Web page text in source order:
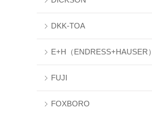
DKK-TOA
E+H（ENDRESS+HAUSER）
FUJI
FOXBORO